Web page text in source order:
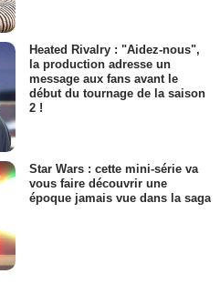
Heated Rivalry : "Aidez-nous",
la production adresse un
message aux fans avant le
début du tournage de la saison
2 !
Star Wars : cette mini-série va
vous faire découvrir une
époque jamais vue dans la saga